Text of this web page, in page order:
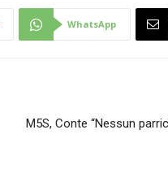
WhatsApp
M5S, Conte “Nessun